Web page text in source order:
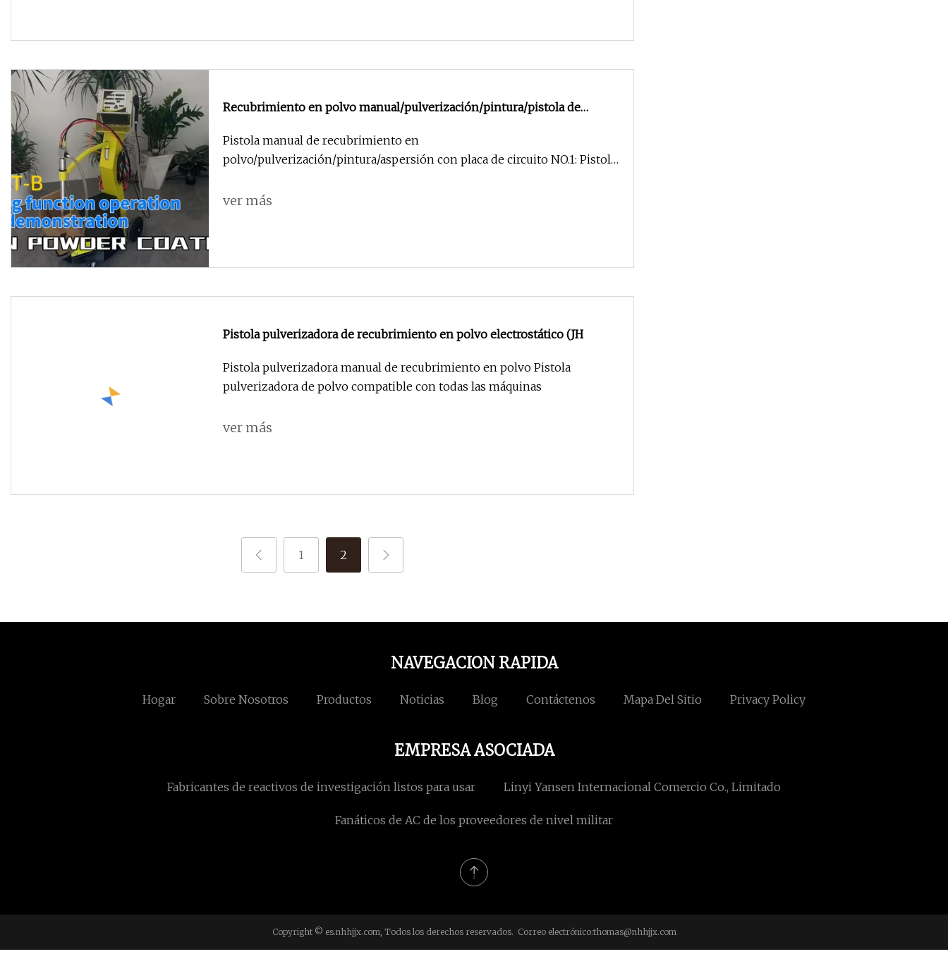
Recubrimiento en polvo manual/pulverización/pintura/pistola de
Pistola manual de recubrimiento en
polvo/pulverización/pintura/aspersión con placa de circuito NO.1: Pistola
ver más
Pistola pulverizadora de recubrimiento en polvo electrostático (JH
Pistola pulverizadora manual de recubrimiento en polvo Pistola
pulverizadora de polvo compatible con todas las máquinas
ver más
1 2
NAVEGACION RAPIDA
Hogar Sobre Nosotros Productos Noticias Blog Contáctenos Mapa Del Sitio Privacy Policy
EMPRESA ASOCIADA
Fabricantes de reactivos de investigación listos para usar Linyi Yansen Internacional Comercio Co., Limitado
Fanáticos de AC de los proveedores de nivel militar
Copyright © es.nhhjjx.com, Todos los derechos reservados. Correo electrónico:thomas@nhhjjx.com